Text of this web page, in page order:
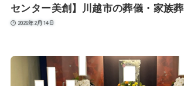
センター美創】川越市の葬儀・家族葬
2026年2月14日